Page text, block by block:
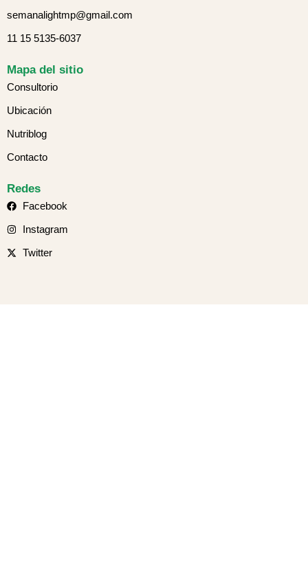
semanalightmp@gmail.com
11 15 5135-6037
Mapa del sitio
Consultorio
Ubicación
Nutriblog
Contacto
Redes
Facebook
Instagram
Twitter